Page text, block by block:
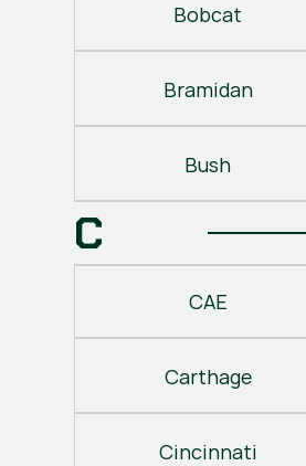
Bobcat
Bramidan
Bush
C
CAE
Carthage
Cincinnati